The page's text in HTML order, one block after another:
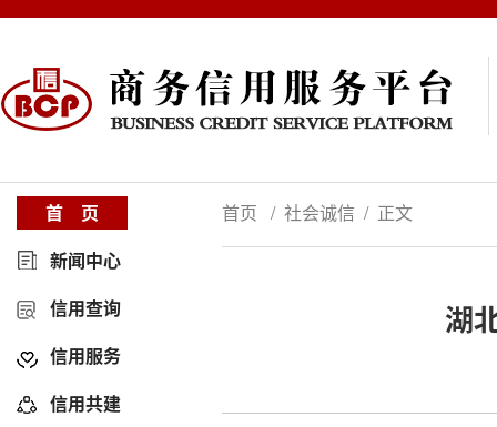
首页 / 社会诚信 / 正文
湖
首 页
新闻中心
信用查询
信用服务
信用共建